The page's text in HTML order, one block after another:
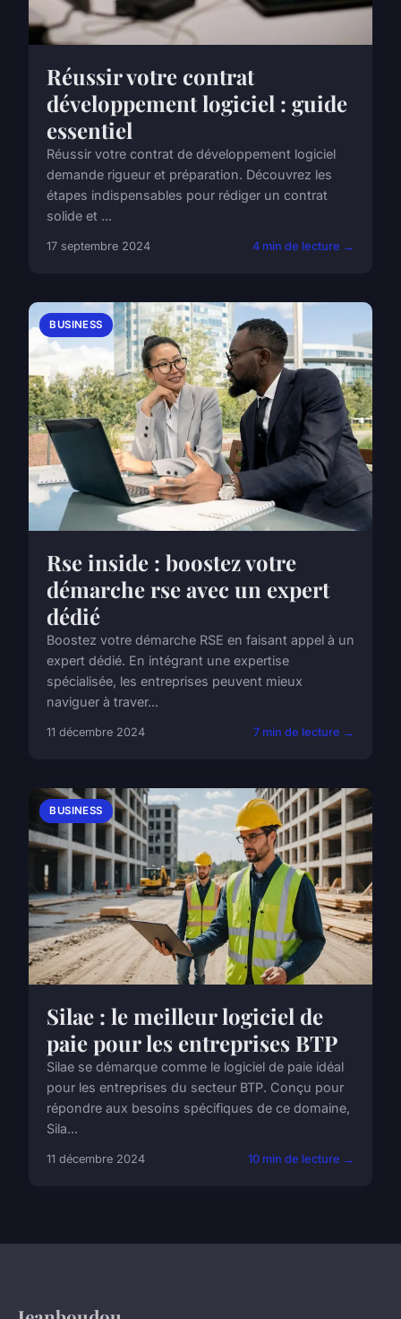
Réussir votre contrat
développement logiciel : guide
essentiel
Réussir votre contrat de développement logiciel
demande rigueur et préparation. Découvrez les
étapes indispensables pour rédiger un contrat
solide et ...
17 septembre 2024 4 min de lecture →
BUSINESS
Rse inside : boostez votre
démarche rse avec un expert
dédié
Boostez votre démarche RSE en faisant appel à un
expert dédié. En intégrant une expertise
spécialisée, les entreprises peuvent mieux
naviguer à traver...
11 décembre 2024 7 min de lecture →
BUSINESS
Silae : le meilleur logiciel de
paie pour les entreprises BTP
Silae se démarque comme le logiciel de paie idéal
pour les entreprises du secteur BTP. Conçu pour
répondre aux besoins spécifiques de ce domaine,
Sila...
11 décembre 2024 10 min de lecture →